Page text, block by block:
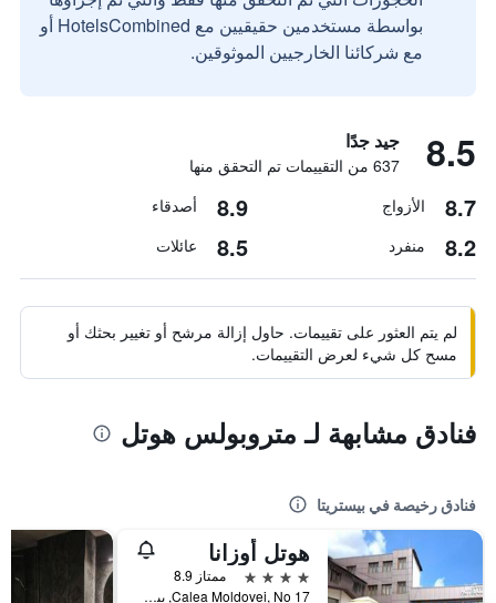
بواسطة مستخدمين حقيقيين مع HotelsCombined أو
مع شركائنا الخارجيين الموثوقين.
8.5 جيد جدًا
637 من التقييمات تم التحقق منها
8.7 الأزواج 8.9 أصدقاء
8.2 منفرد 8.5 عائلات
لم يتم العثور على تقييمات. حاول إزالة مرشح أو تغيير بحثك أو
مسح كل شيء لعرض التقييمات.
فنادق مشابهة لـ متروبولس هوتل
فنادق رخيصة في بيستريتا
هوتل أوزانا
4 نجوم
ممتاز 8.9
Calea Moldovei, No 17, بيستريتا, رومانيا